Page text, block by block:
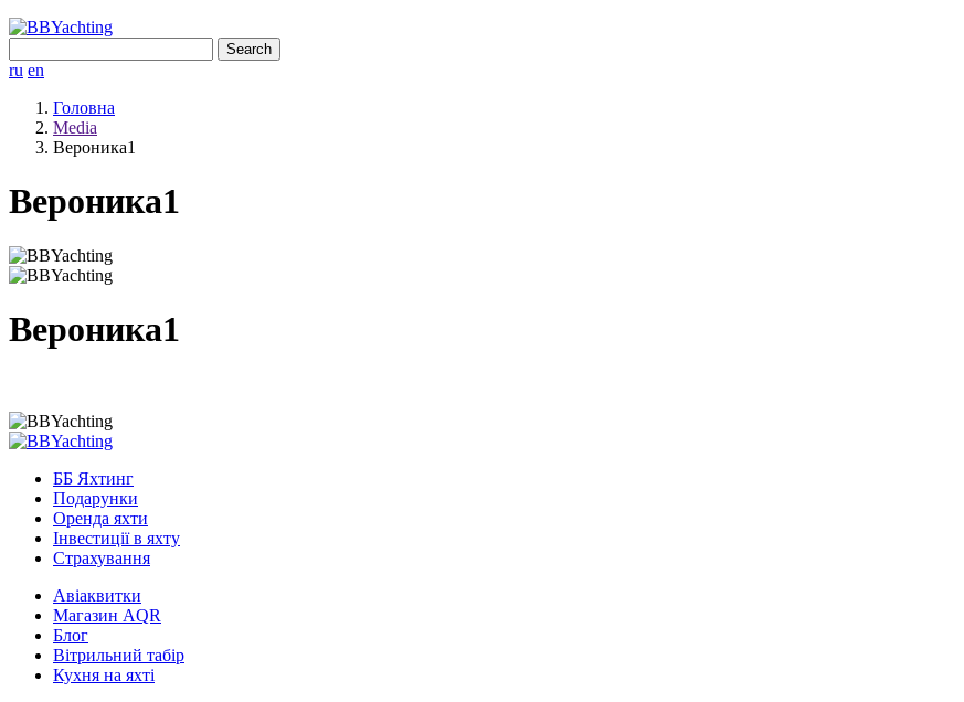
for:
ru en
Головна
Media
Вероника1
Вероника1
Вероника1
ББ Яхтинг
Подарунки
Оренда яхти
Інвестиції в яхту
Страхування
Авіаквитки
Магазин AQR
Блог
Вітрильний табір
Кухня на яхті